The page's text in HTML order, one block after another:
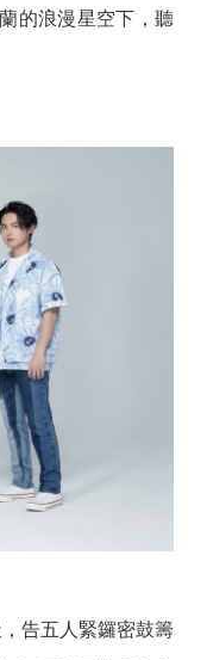
的浪漫星空下，聽
告五人緊鑼密鼓籌